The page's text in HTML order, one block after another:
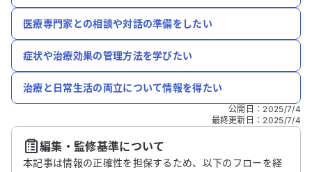
医療専門家との相談や対話の準備をしたい
症状や治療効果の管理方法を学びたい
治療と日常生活の両立について情報を得たい
公開日 ： 2025/7/4
最終更新日 ： 2025/7/4
編集・監修基準について
本記事は情報の正確性を担保するため、以下のフローを経